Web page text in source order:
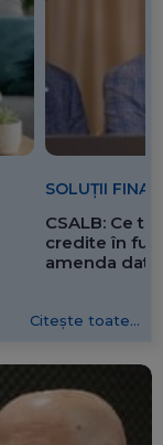
SOLUȚII
CSALB: Ce
credite în
amenda
Citește toate...